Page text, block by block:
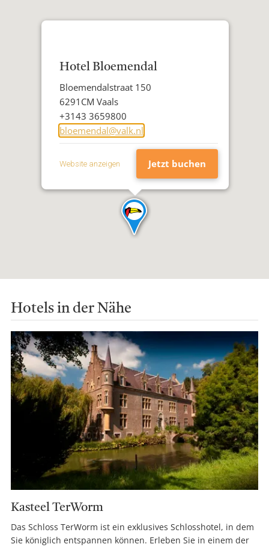
Hotel Bloemendal
Adresse
Bloemendalstraat 150
Postleitzahl
Stadt
6291CM Vaals
Telefon
+3143 3659800
E-
Mail-
Addresse
bloemendal@valk.nl
Website anzeigen Jetzt buchen
Hotels in der Nähe
Kasteel TerWorm
Das Schloss TerWorm ist ein exklusives Schlosshotel, in dem
Sie königlich entspannen können. Erleben Sie in einem der